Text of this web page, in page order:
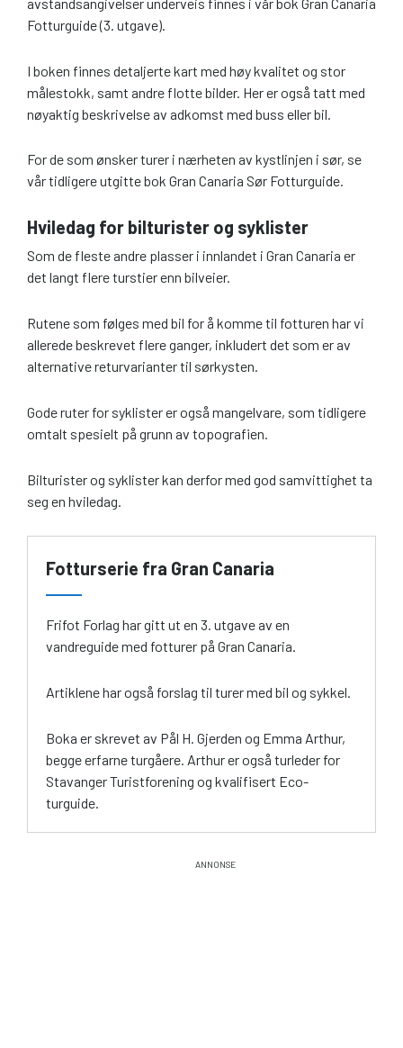
Fotturguide (3. utgave).
I boken finnes detaljerte kart med høy kvalitet og stor
målestokk, samt andre flotte bilder. Her er også tatt med
nøyaktig beskrivelse av adkomst med buss eller bil.
For de som ønsker turer i nærheten av kystlinjen i sør, se
vår tidligere utgitte bok Gran Canaria Sør Fotturguide.
Hviledag for bilturister og syklister
Som de fleste andre plasser i innlandet i Gran Canaria er
det langt flere turstier enn bilveier.
Rutene som følges med bil for å komme til fotturen har vi
allerede beskrevet flere ganger, inkludert det som er av
alternative returvarianter til sørkysten.
Gode ruter for syklister er også mangelvare, som tidligere
omtalt spesielt på grunn av topografien.
Bilturister og syklister kan derfor med god samvittighet ta
seg en hviledag.
Fotturserie fra Gran Canaria
Frifot Forlag har gitt ut en 3. utgave av en
vandreguide med fotturer på Gran Canaria.
Artiklene har også forslag til turer med bil og sykkel.
Boka er skrevet av Pål H. Gjerden og Emma Arthur,
begge erfarne turgåere. Arthur er også turleder for
Stavanger Turistforening og kvalifisert Eco-
turguide.